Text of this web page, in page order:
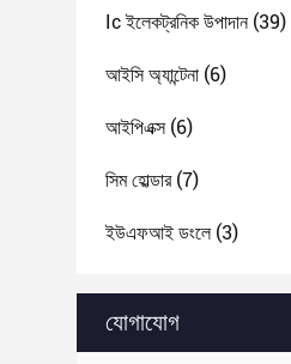
Ic ইলেকট্রনিক উপাদান(39)
আইসি অ্যান্টেনা (6)
আইপিএক্স(6)
সিম হোল্ডার(7)
ইউএফআই ডংলে(3)
যোগাযোগ